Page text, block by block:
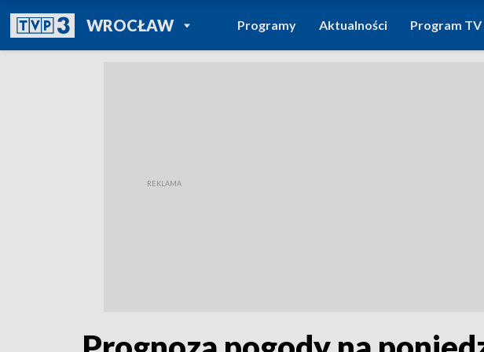
WROCŁAWPOWRÓT DO
TVP REGIONY
Programy Aktualności Program TV